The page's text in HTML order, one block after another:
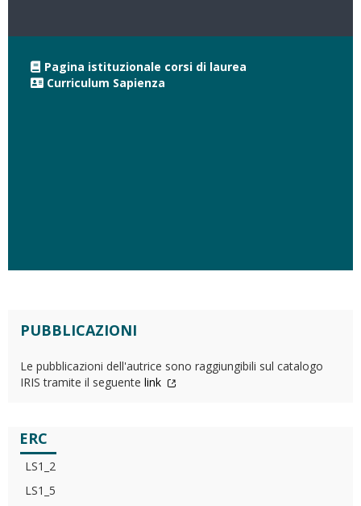
Pagina istituzionale corsi di laurea
Curriculum Sapienza
PUBBLICAZIONI
Le pubblicazioni dell'autrice sono raggiungibili sul catalogo
IRIS tramite il seguente link
ERC
LS1_2
LS1_5